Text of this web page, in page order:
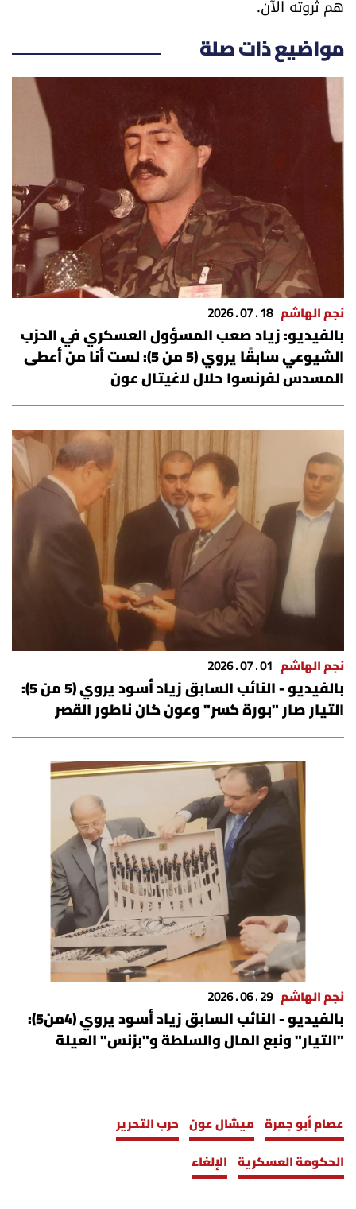
مواضيع ذات صلة
نجم الهاشم 18 . 07 . 2026
بالفيديو: زياد صعب المسؤول العسكري في الحزب
الشيوعي سابقًا يروي (5 من 5): لست أنا من أعطى
المسدس لفرنسوا حلال لاغيتال عون
نجم الهاشم 01 . 07 . 2026
بالفيديو - النائب السابق زياد أسود يروي (5 من 5):
التيار صار "بورة كسر" وعون كان ناطور القصر
نجم الهاشم 29 . 06 . 2026
بالفيديو - النائب السابق زياد أسود يروي (4من5):
"التيار" ونبع المال والسلطة و"بزنس" العيلة
عصام أبو جمرة ميشال عون حرب التحرير
الحكومة العسكرية الإلغاء